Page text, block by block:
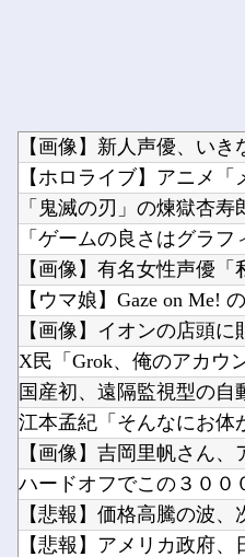
【画像】新人声優、い
【ホロライブ】アニメ
「鬼滅の刃」の煉獄杏
「ゲームの良さはグラ
【画像】有名女性声優
【ウマ娘】Gaze on Me!
【画像】イオンの店頭
X民「Grok、俺のアカウ
国産初、遠隔監視型の
江本孟紀「そんなにお体
【画像】吉岡里帆さん
ハードオフでこの３００
【悲報】価格高騰の波
【悲報】アメリカ政府